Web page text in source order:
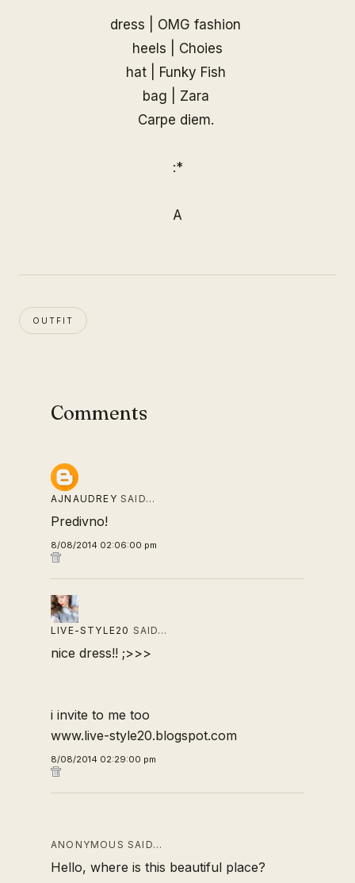
dress | OMG fashion
heels | Choies
hat | Funky Fish
bag | Zara
Carpe diem.
:*
A
OUTFIT
Comments
AJNAUDREY SAID…
Predivno!
8/08/2014 02:06:00 pm
LIVE-STYLE20 SAID…
nice dress!! ;>>>
i invite to me too
www.live-style20.blogspot.com
8/08/2014 02:29:00 pm
ANONYMOUS SAID…
Hello, where is this beautiful place?